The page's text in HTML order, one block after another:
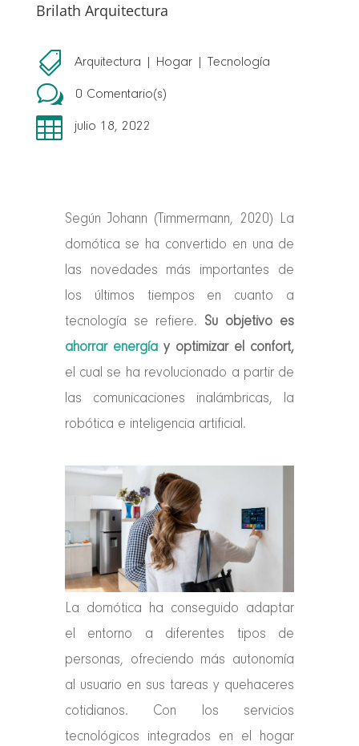
Brilath Arquitectura
 Arquitectura Hogar| Tecnología
w 0 Comentario(s)
 julio 18, 2022
Según Johann (Timmermann, 2020) La
domótica se ha convertido en una de
las novedades más importantes de
los últimos tiempos en cuanto a
tecnología se refiere. Su objetivo es
ahorrar energíay optimizar el confort,
el cual se ha revolucionado a partir de
las comunicaciones inalámbricas, la
robótica e inteligencia artificial.
La domótica ha conseguido adaptar
el entorno a diferentes tipos de
personas, ofreciendo más autonomía
al usuario en sus tareas y quehaceres
cotidianos. Con los servicios
tecnológicos integrados en el hogar